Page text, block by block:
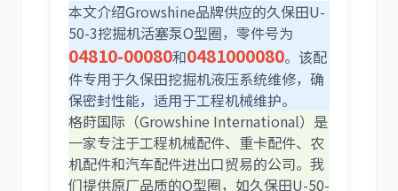
利勃海尔
本文介绍Growshine品牌供应的久保田U-
50-3挖掘机活塞泵O型圈，零件号为
04810-00080和0481000080。该配
件专用于久保田挖掘机液压系统维修，确
保密封性能，适用于工程机械维护。
格莳国际（Growshine International）是
一家专注于工程机械配件、重卡配件、农
机配件和汽车配件进出口贸易的公司。我
们提供原厂品质的O型圈，如久保田U-50-